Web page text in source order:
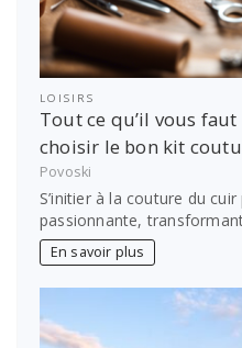
LOISIRS
Tout ce qu’il vous
choisir le bon kit
Povoski
S’initier à la couture du
passionnante,
En savoir plus